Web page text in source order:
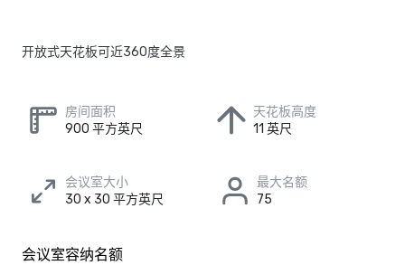
开放式天花板可近360度全景
房间面积
900 平方英尺
天花板高度
11 英尺
会议室大小
30 x 30 平方英尺
最大名额
75
会议室容纳名额